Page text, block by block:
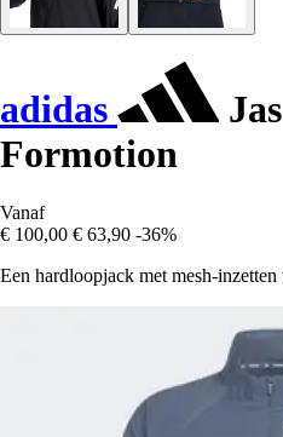
adidas
Formotion
Vanaf
€ 100,00 € 63,90 -36%
Een hardloopjack met mesh-